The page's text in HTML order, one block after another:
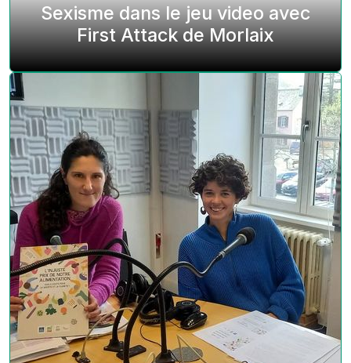
Sexisme dans le jeu video avec
First Attack de Morlaix